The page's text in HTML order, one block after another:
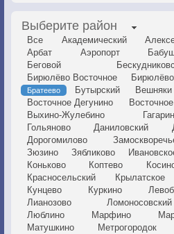
Выберите район
Все Академический
Арбат
Аэропорт
Беговой
Бирюлёво Восточное
Братеево Бутырский Вешняки
Восточное Дегунино
Выхино-Жулебино
Гольяново
Даниловский
Дорогомилово
Зюзино
Зябликово
Коньково
Коптево
Красносельский
Крылатское
Кунцево
Куркино
Лианозово
Ломоносовский
Люблино
Марфино
Матушкино
Метрогородок